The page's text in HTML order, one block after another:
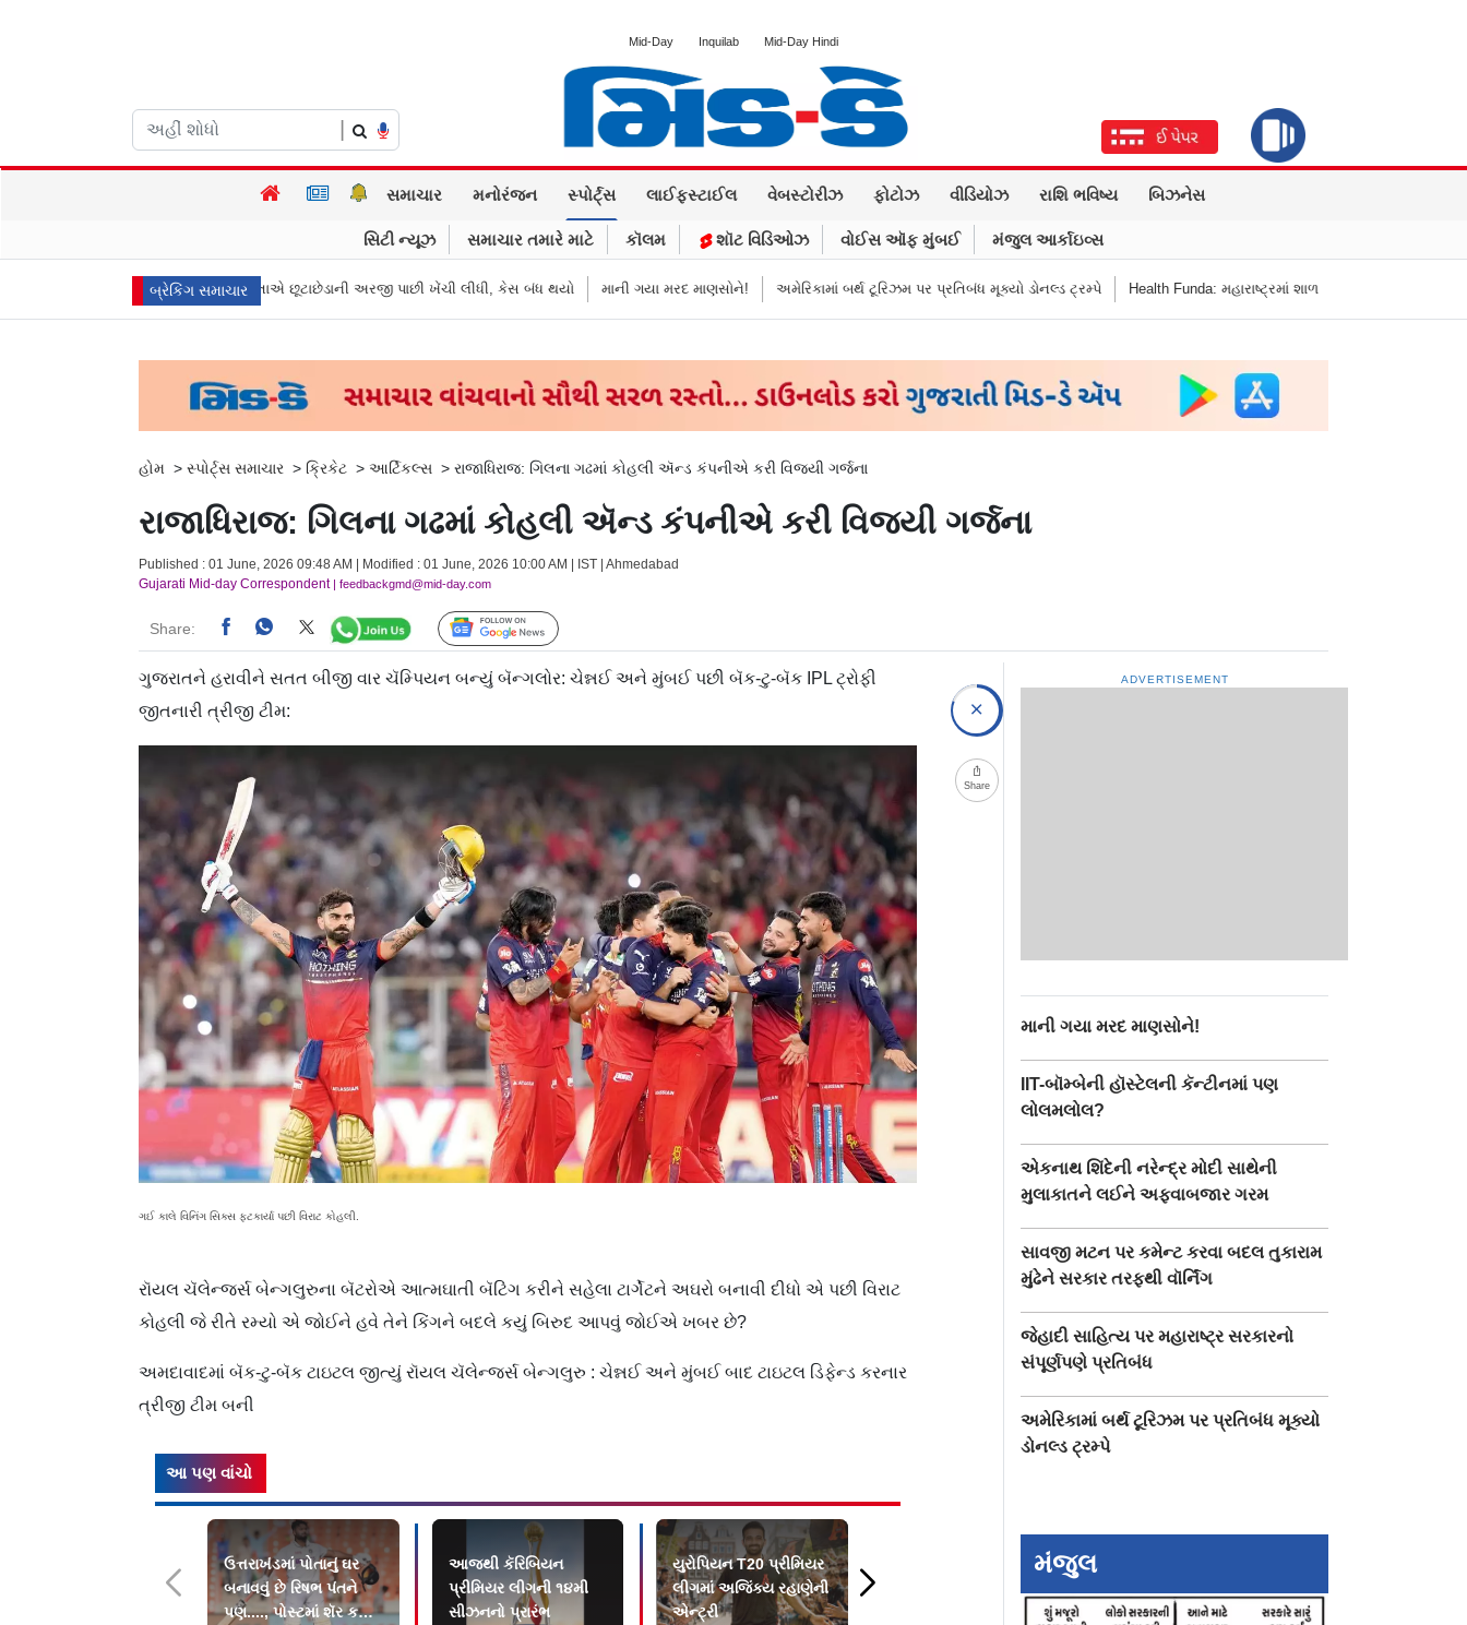
Mid-Day Inquilab Mid-Day Hindi
સમાચાર મનોરંજન સ્પોર્ટ્સ લાઈફસ્ટાઈલ વેબસ્ટોરીઝ ફોટોઝ વીડિયોઝ રાશિ ભવિષ્ય બિઝનેસ
સિટી ન્યૂઝ સમાચાર તમારે માટે કૉલમ શૉટ વિડિઓઝ વોઈસ ઑફ મુંબઈ મંજુલ આર્કાઇવ્સ
બ્રેકિંગ સમાચાર
મુખ્ય પ્રધાન વિજયની પત્ની સંગીતાએ છૂટાછેડાની અરજી પાછી ખેંચી લીધી, કેસ બંધ થયો માની ગયા મરદ માણસોને! અમેરિકામાં બર્થ ટૂરિઝમ પર પ્રતિબંધ મૂક્યો ડોનલ્ડ ટ્રમ્પે Health Funda: મહારાષ્ટ્રમાં શાળાની બહાર જંક ફૂડ બૅન!
હોમ > સ્પોર્ટ્સ સમાચાર > ક્રિકેટ > આર્ટિકલ્સ > રાજાધિરાજ: ગિલના ગઢમાં કોહલી ઍન્ડ કંપનીએ કરી વિજયી ગર્જના
રાજાધિરાજ: ગિલના ગઢમાં કોહલી ઍન્ડ કંપનીએ કરી વિજયી ગર્જના
Published : 01 June, 2026 09:48 AM | Modified : 01 June, 2026 10:00 AM | IST | Ahmedabad
Gujarati Mid-day Correspondent| feedbackgmd@mid-day.com
Share: Follow Us
ગુજરાતને હરાવીને સતત બીજી વાર ચૅમ્પિયન બન્યું બૅન્ગલોર: ચેન્નઈ અને મુંબઈ પછી બૅક-ટુ-બૅક IPL ટ્રોફી
જીતનારી ત્રીજી ટીમ:
ગઈ કાલે વિનિંગ સિક્સ ફટકાર્યા પછી વિરાટ કોહલી.
રૉયલ ચૅલેન્જર્સ બેન્ગલુરુના બૅટરોએ આત્મઘાતી બૅટિંગ કરીને સહેલા ટાર્ગેટને અઘરો બનાવી દીધો એ પછી વિરાટ
કોહલી જે રીતે રમ્યો એ જોઈને હવે તેને કિંગને બદલે કયું બિરુદ આપવું જોઈએ ખબર છે?
અમદાવાદમાં બૅક-ટુ-બૅક ટાઇટલ જીત્યું રૉયલ ચૅલેન્જર્સ બેન્ગલુરુ : ચેન્નઈ અને મુંબઈ બાદ ટાઇટલ ડિફેન્ડ કરનાર
ત્રીજી ટીમ બની
આ પણ વાંચો
ઉત્તરાખંડમાં પોતાનું ઘર
બનાવવું છે રિષભ પંતને
પણ...., પોસ્ટમાં શૅર કરી
આજથી કૅરિબિયન
પ્રીમિયર લીગની ૧૪મી
સીઝનનો પ્રારંભ
યુરોપિયન T20 પ્રીમિયર
લીગમાં અજિંક્ય રહાણેની
એન્ટ્રી
શ્રીલંકા ક્રિકેટ બોર્ડની
Share
ADVERTISEMENT
માની ગયા મરદ માણસોને!
IIT-બૉમ્બેની હૉસ્ટેલની કૅન્ટીનમાં પણ
લોલમલોલ?
એકનાથ શિંદેની નરેન્દ્ર મોદી સાથેની
મુલાકાતને લઈને અફવાબજાર ગરમ
સાવજી મટન પર કમેન્ટ કરવા બદલ તુકારામ
મુંઢેને સરકાર તરફથી વૉર્નિંગ
જેહાદી સાહિત્ય પર મહારાષ્ટ્ર સરકારનો
સંપૂર્ણપણે પ્રતિબંધ
અમેરિકામાં બર્થ ટૂરિઝમ પર પ્રતિબંધ મૂક્યો
ડોનલ્ડ ટ્રમ્પે
મંજુલ